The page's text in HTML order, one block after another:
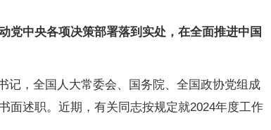
党中央各项决策部署落到实处，在全面推进中国
记，全国人大常委会、国务院、全国政协党组成
面述职。近期，有关同志按规定就2024年度工作